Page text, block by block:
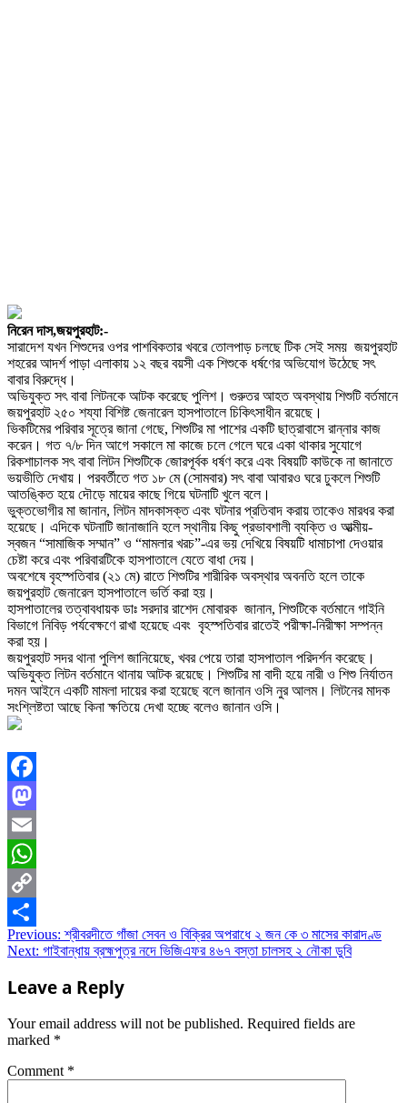
নিরেন দাস,জয়পুরহাট:-
সারাদেশ যখন শিশুদের ওপর পাশবিকতার খবরে তোলপাড় চলছে টিক সেই সময় জয়পুরহাট
শহরের আদর্শ পাড়া এলাকায় ১২ বছর বয়সী এক শিশুকে ধর্ষণের অভিযোগ উঠেছে সৎ
বাবার বিরুদ্ধে।
অভিযুক্ত সৎ বাবা লিটনকে আটক করেছে পুলিশ। গুরুতর আহত অবস্থায় শিশুটি বর্তমানে
জয়পুরহাট ২৫০ শয্যা বিশিষ্ট জেনারেল হাসপাতালে চিকিৎসাধীন রয়েছে।
ভিকটিমের পরিবার সূত্রে জানা গেছে, শিশুটির মা পাশের একটি ছাত্রাবাসে রান্নার কাজ
করেন। গত ৭/৮ দিন আগে সকালে মা কাজে চলে গেলে ঘরে একা থাকার সুযোগে
রিকশাচালক সৎ বাবা লিটন শিশুটিকে জোরপূর্বক ধর্ষণ করে এবং বিষয়টি কাউকে না জানাতে
ভয়ভীতি দেখায়। পরবর্তীতে গত ১৮ মে (সোমবার) সৎ বাবা আবারও ঘরে ঢুকলে শিশুটি
আতঙ্কিত হয়ে দৌড়ে মায়ের কাছে গিয়ে ঘটনাটি খুলে বলে।
ভুক্তভোগীর মা জানান, লিটন মাদকাসক্ত এবং ঘটনার প্রতিবাদ করায় তাকেও মারধর করা
হয়েছে। এদিকে ঘটনাটি জানাজানি হলে স্থানীয় কিছু প্রভাবশালী ব্যক্তি ও আত্মীয়-
স্বজন “সামাজিক সম্মান” ও “মামলার খরচ”-এর ভয় দেখিয়ে বিষয়টি ধামাচাপা দেওয়ার
চেষ্টা করে এবং পরিবারটিকে হাসপাতালে যেতে বাধা দেয়।
​অবশেষে বৃহস্পতিবার (২১ মে) রাতে শিশুটির শারীরিক অবস্থার অবনতি হলে তাকে
জয়পুরহাট জেনারেল হাসপাতালে ভর্তি করা হয়।
হাসপাতালের তত্বাবধায়ক ডাঃ সরদার রাশেদ মোবারক জানান, শিশুটিকে বর্তমানে গাইনি
বিভাগে নিবিড় পর্যবেক্ষণে রাখা হয়েছে এবং বৃহস্পতিবার রাতেই পরীক্ষা-নিরীক্ষা সম্পন্ন
করা হয়।
​জয়পুরহাট সদর থানা পুলিশ জানিয়েছে, খবর পেয়ে তারা হাসপাতাল পরিদর্শন করেছে।
অভিযুক্ত লিটন বর্তমানে থানায় আটক রয়েছে। শিশুটির মা বাদী হয়ে নারী ও শিশু নির্যাতন
দমন আইনে একটি মামলা দায়ের করা হয়েছে বলে জানান ওসি নুর আলম। লিটনের মাদক
সংশ্লিষ্টতা আছে কিনা ক্ষতিয়ে দেখা হচ্ছে বলেও জানান ওসি।
Facebook
Mastodon
Email
WhatsApp
Copy
Link
Share
Post
navigation
Previous: শ্রীবরদীতে গাঁজা সেবন ও বিক্রির অপরাধে ২ জন কে ৩ মাসের কারাদণ্ড
Next: গাইবান্ধায় ব্রহ্মপুত্র নদে ভিজিএফর ৪৬৭ বস্তা চালসহ ২ নৌকা ডুবি
Leave a Reply
Your email address will not be published. Required fields are
marked *
Comment *